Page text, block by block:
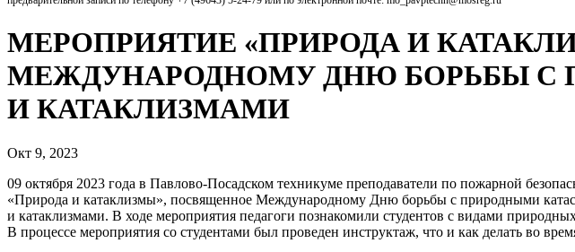
МЕРОПРИЯТИЕ «ПРИРОДА И
МЕЖДУНАРОДНОМУ ДНЮ БОРЬБЫ С
И КАТАКЛИЗМАМИ
Окт 9, 2023
09 октября 2023 года в Павлово-Посадском техникуме преподаватели по пожарной
«Природа и катаклизмы», посвященное Международному Дню борьбы с природными
и катаклизмами. В ходе мероприятия педагоги познакомили студентов с видами
В процессе мероприятия со студентами был проведен инструктаж, что и как делать во